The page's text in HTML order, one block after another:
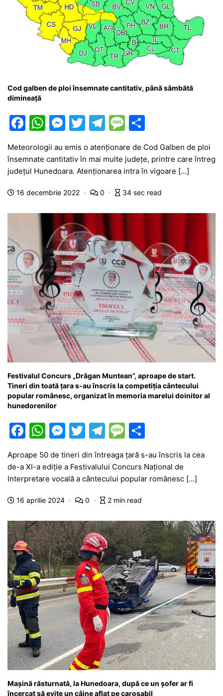
Cod galben de ploi însemnate cantitativ, până sâmbătă
dimineață
F
c
e
b
o
W
h
at
s
A
p
M
s
s
e
g
er
T
itt
er
T
el
e
gr
a
m
M
s
s
a
e
ta
je
a
ă
Meteorologii au emis o atenționare de Cod Galben de ploi
însemnate cantitativ în mai multe județe, printre care întreg
județul Hunedoara. Atenționarea intra în vigoare […]
16 decembrie 2022 0 34 sec read
Festivalul Concurs „Drăgan Muntean”, aproape de start.
Tineri din toată țara s-au înscris la competiția cântecului
popular românesc, organizat în memoria marelui doinitor al
hunedorenilor
F
c
e
b
o
o
k
W
at
s
A
p
M
s
s
e
g
er
T
w
itt
er
T
e
gr
a
m
M
s
s
a
e
ar
ta
je
ă
Aproape 50 de tineri din întreaga țară s-au înscris la cea
de-a XI-a ediție a Festivalului Concurs Naţional de
Interpretare vocală a cântecului popular românesc […]
16 aprilie 2024 0 2 min read
Mașină răsturnată, la Hunedoara, după ce un șofer ar fi
încercat să evite un câine aflat pe carosabil